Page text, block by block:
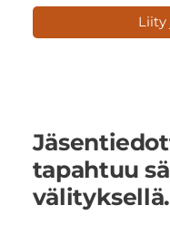
Liity
tapahtuu
välityksellä.